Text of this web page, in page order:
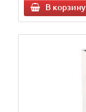
В корзину